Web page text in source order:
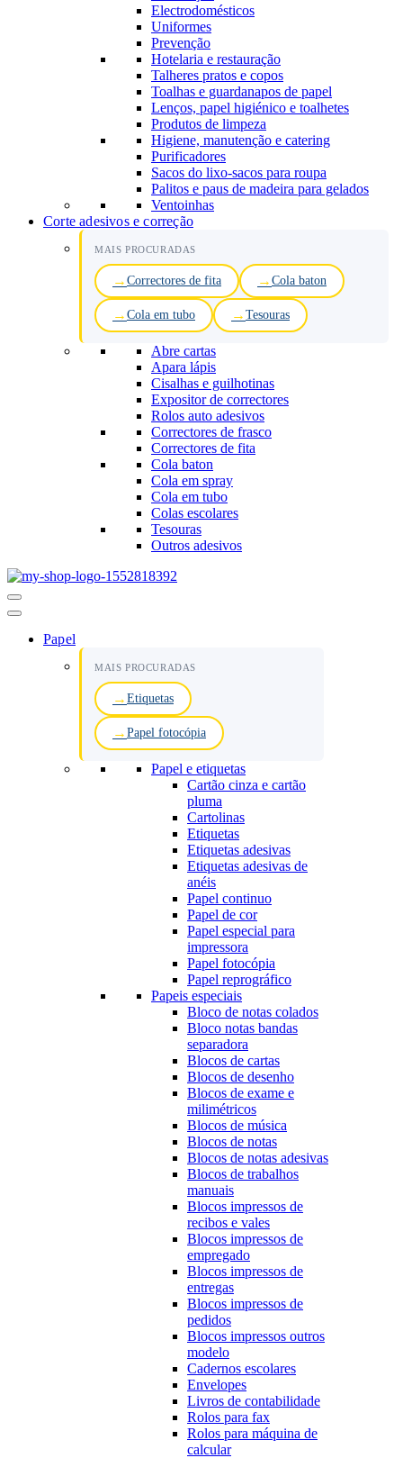
Electrodomésticos
Uniformes
Prevenção
Hotelaria e restauração
Talheres pratos e copos
Toalhas e guardanapos de papel
Lenços, papel higiénico e toalhetes
Produtos de limpeza
Higiene, manutenção e catering
Purificadores
Sacos do lixo-sacos para roupa
Palitos e paus de madeira para gelados
Ventoinhas
Corte adesivos e correção
MAIS PROCURADAS
Correctores de fita Cola baton
Cola em tubo Tesouras
Abre cartas
Apara lápis
Cisalhas e guilhotinas
Expositor de correctores
Rolos auto adesivos
Correctores de frasco
Correctores de fita
Cola baton
Cola em spray
Cola em tubo
Colas escolares
Tesouras
Outros adesivos
Menu
de
Papel
MAIS PROCURADAS
Etiquetas
Papel fotocópia
Papel e etiquetas
Cartão cinza e cartão
pluma
Cartolinas
Etiquetas
Etiquetas adesivas
Etiquetas adesivas de
anéis
Papel continuo
Papel de cor
Papel especial para
impressora
Papel fotocópia
Papel reprográfico
Papeis especiais
Bloco de notas colados
Bloco notas bandas
separadora
Blocos de cartas
Blocos de desenho
Blocos de exame e
milimétricos
Blocos de música
Blocos de notas
Blocos de notas adesivas
Blocos de trabalhos
manuais
Blocos impressos de
recibos e vales
Blocos impressos de
empregado
Blocos impressos de
entregas
Blocos impressos de
pedidos
Blocos impressos outros
modelo
Cadernos escolares
Envelopes
Livros de contabilidade
Rolos para fax
Rolos para máquina de
calcular